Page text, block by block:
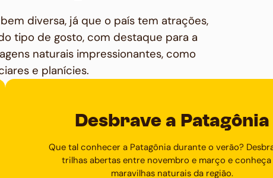
diversa, já que o país tem atrações,
tipo de gosto, com destaque para a
naturais impressionantes, como
e planícies.
Desbrave a Patagônia
Que tal conhecer a Patagônia durante o verão?
trilhas abertas entre novembro e março e conheça
maravilhas naturais da região.